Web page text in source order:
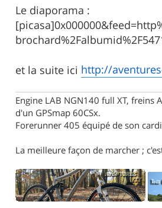
Le diaporama :
et la suite ici http://
Engine LAB NGN140 full XT,
d'un GPSmap 60CSx.
Forerunner 405 équipé de son
La meilleure façon de marcher ;